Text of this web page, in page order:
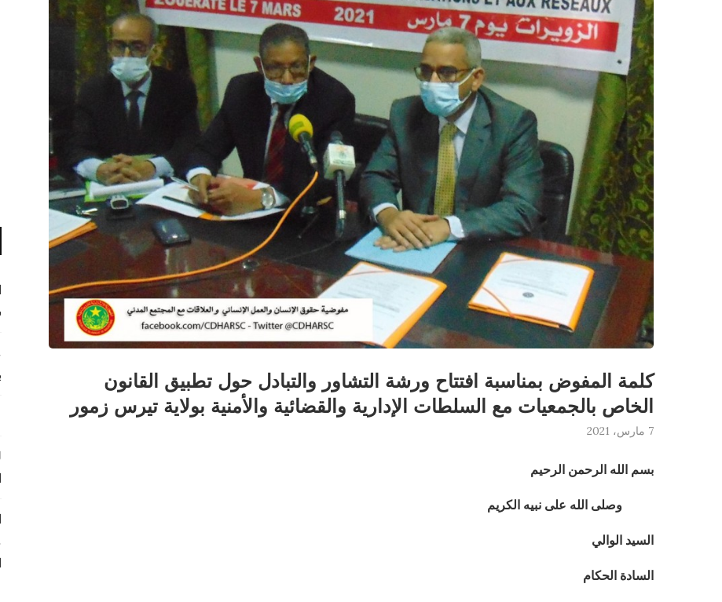
كلمة المفوض بمناسبة افتتاح ورشة التشاور والتبادل حول تطبيق القانون
الخاص بالجمعيات مع السلطات الإدارية والقضائية والأمنية بولاية تيرس زمور
7 مارس، 2021
بسم الله الرحمن الرحيم
وصلى الله على نبيه الكريم
السيد الوالي
السادة الحكام